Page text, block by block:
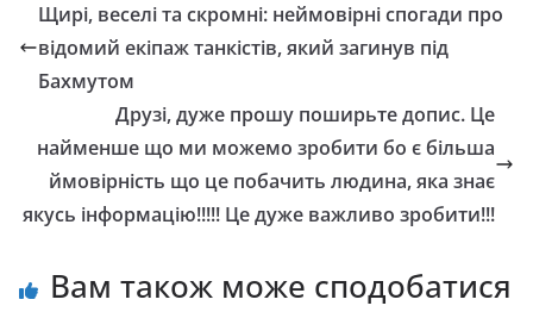
Щирі, веселі та скромні: неймовірні спогади про
відомий екіпаж танкістів, який загинув під
Бахмутом
Друзі, дуже прошу поширьте допис. Це
найменше що ми можемо зробити бо є більша
ймовірність що це побачить людина, яка знає
якусь інформацію!!!!! Це дуже важливо зробити!!!
Вам також може сподобатися